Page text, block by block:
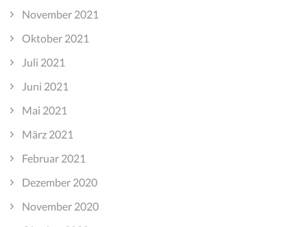
November 2021
Oktober 2021
Juli 2021
Juni 2021
Mai 2021
März 2021
Februar 2021
Dezember 2020
November 2020